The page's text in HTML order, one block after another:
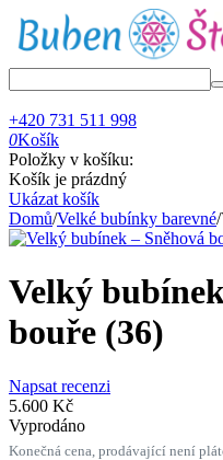
+420 731 511 998
0Košík
Položky v košíku:
Košík je prázdný
Ukázat košík
Domů/Velké bubínky barevné/
Velký
bouře (36)
Napsat recenzi
5.600 Kč
Vyprodáno
Konečná cena, prodávající není